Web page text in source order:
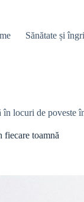
Sănătate și
în locuri de poveste
fiecare toamnă